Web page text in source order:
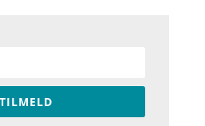
TILMELD